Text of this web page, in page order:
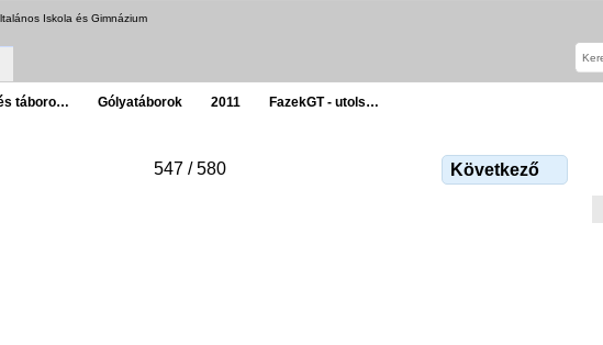
Iskola és Gimnázium
táboro… Gólyatáborok 2011 FazekGT - utols…
547 / 580 Következő